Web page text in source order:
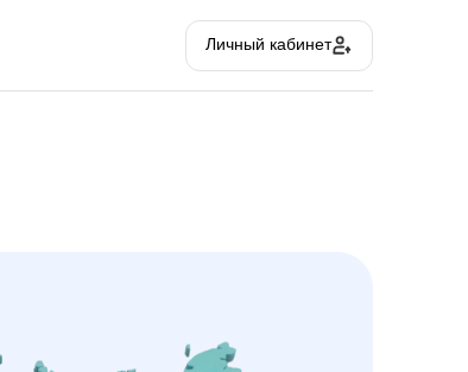
Личный кабинет